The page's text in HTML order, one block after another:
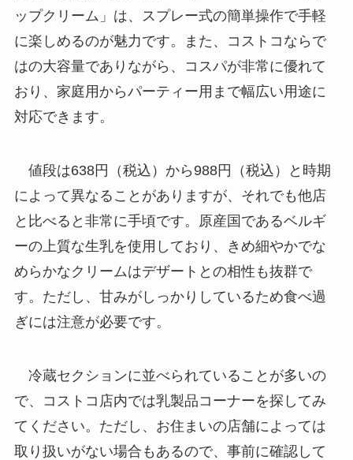
ップクリーム」は、スプレー式の簡単操作で手軽
に楽しめるのが魅力です。また、コストコならで
はの大容量でありながら、コスパが非常に優れて
おり、家庭用からパーティー用まで幅広い用途に
対応できます。
値段は638円（税込）から988円（税込）と時期
によって異なることがありますが、それでも他店
と比べると非常に手頃です。原産国であるベルギ
ーの上質な生乳を使用しており、きめ細やかでな
めらかなクリームはデザートとの相性も抜群で
す。ただし、甘みがしっかりしているため食べ過
ぎには注意が必要です。
冷蔵セクションに並べられていることが多いの
で、コストコ店内では乳製品コーナーを探してみ
てください。ただし、お住まいの店舗によっては
取り扱いがない場合もあるので、事前に確認して